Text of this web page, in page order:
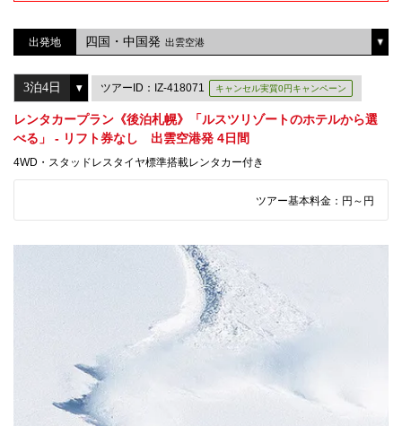
出発地 四国・中国発 出雲空港
ツアーID：IZ-418071 キャンセル実質0円キャンペーン
レンタカープラン《後泊札幌》「ルスツリゾートのホテルから選
べる」 - リフト券なし 出雲空港発 4日間
4WD・スタッドレスタイヤ標準搭載レンタカー付き
ツアー基本料金： 円～ 円